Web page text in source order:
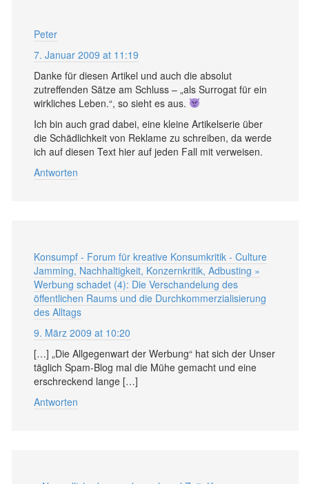
Peter
7. Januar 2009 at 11:19
Danke für diesen Artikel und auch die absolut
zutreffenden Sätze am Schluss – „als Surrogat für ein
wirkliches Leben.“, so sieht es aus.
Ich bin auch grad dabei, eine kleine Artikelserie über
die Schädlichkeit von Reklame zu schreiben, da werde
ich auf diesen Text hier auf jeden Fall mit verweisen.
Antworten
Konsumpf - Forum für kreative Konsumkritik - Culture
Jamming, Nachhaltigkeit, Konzernkritik, Adbusting »
Werbung schadet (4): Die Verschandelung des
öffentlichen Raums und die Durchkommerzialisierung
des Alltags
9. März 2009 at 10:20
[…] „Die Allgegenwart der Werbung“ hat sich der Unser
täglich Spam-Blog mal die Mühe gemacht und eine
erschreckend lange […]
Antworten